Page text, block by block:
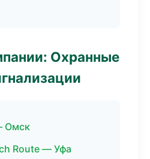
Охранные
Омск
Route — Уфа